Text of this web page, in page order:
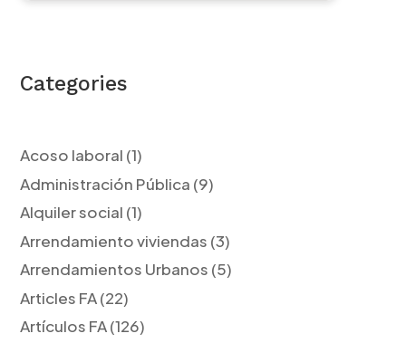
Categories
Acoso laboral (1)
Administración Pública (9)
Alquiler social (1)
Arrendamiento viviendas (3)
Arrendamientos Urbanos (5)
Articles FA(22)
Artículos FA(126)